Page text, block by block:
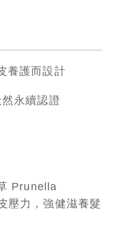
養護而設計
永續認證
Prunella
壓力，強健滋養髮